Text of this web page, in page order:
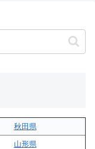
秋田県
山形県